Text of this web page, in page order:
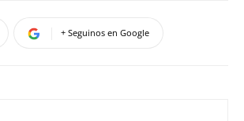
+ Seguinos en Google